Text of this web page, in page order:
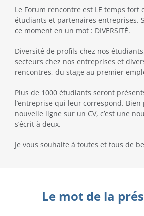
Le Forum rencontre est LE temps fort
étudiants et partenaires entreprises.
ce moment en un mot : DIVERSITÉ.
Diversité de profils chez nos
secteurs chez nos entreprises et
rencontres, du stage au premier
Plus de 1000 étudiants seront
l’entreprise qui leur correspond. Bien
nouvelle ligne sur un CV, c’est une
s’écrit à deux.
Je vous souhaite à toutes et tous de
Le mot de la